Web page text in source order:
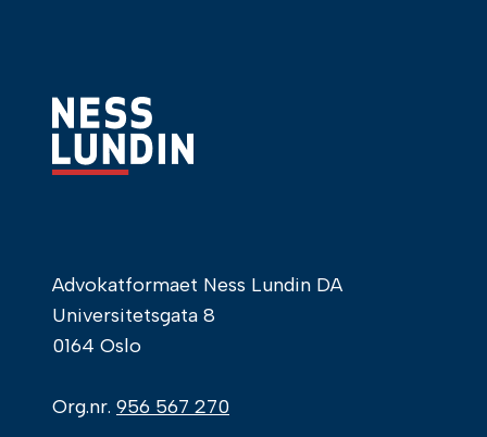
Advokatformaet Ness Lundin DA
Universitetsgata 8
0164 Oslo
Org.nr. 956 567 270